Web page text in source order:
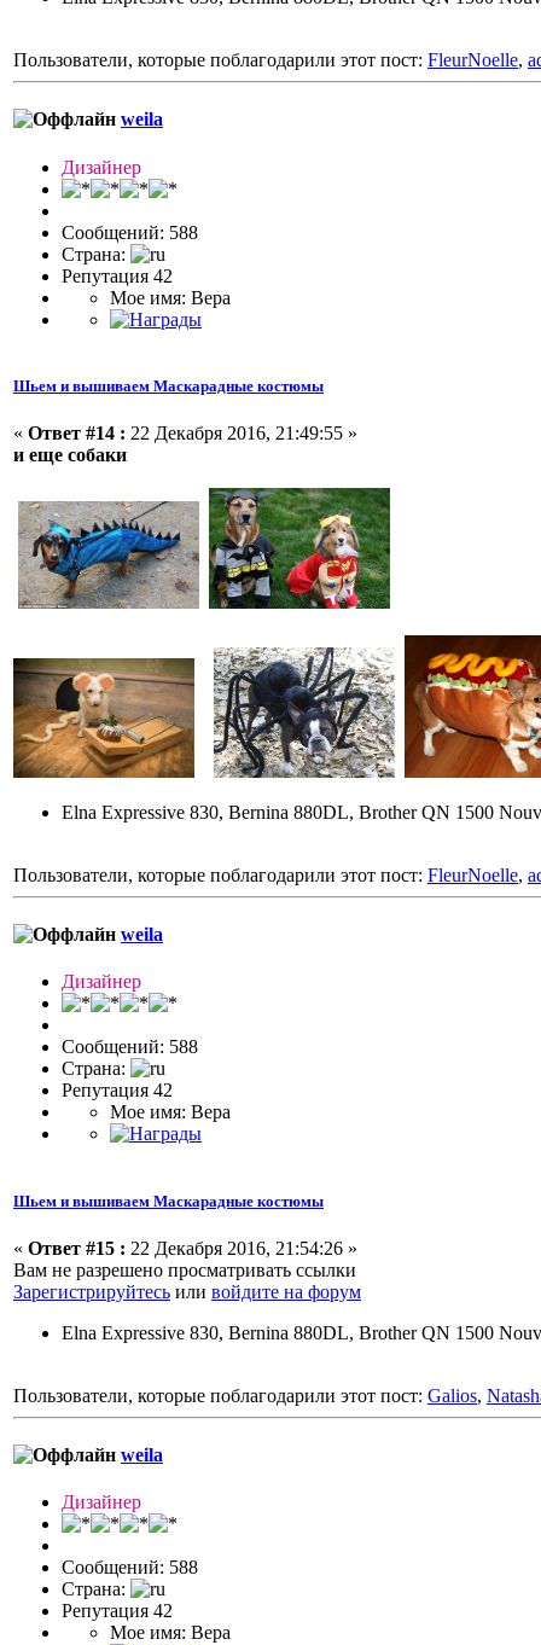
Пользователи, которые поблагодарили этот пост: FleurNoelle,
weila
Дизайнер
Сообщений: 588
Страна:
Репутация 42
Мое имя: Вера
Шьем и вышиваем Маскарадные костюмы
« Ответ #14 : 22 Декабря 2016, 21:49:55 »
и еще собаки
Elna Expressive 830, Bernina 880DL, Brother QN 1500
Пользователи, которые поблагодарили этот пост: FleurNoelle,
weila
Дизайнер
Сообщений: 588
Страна:
Репутация 42
Мое имя: Вера
Шьем и вышиваем Маскарадные костюмы
« Ответ #15 : 22 Декабря 2016, 21:54:26 »
Вам не разрешено просматривать ссылки
Зарегистрируйтесь или войдите на форум
Elna Expressive 830, Bernina 880DL, Brother QN 1500
Пользователи, которые поблагодарили этот пост: Galios,
weila
Дизайнер
Сообщений: 588
Страна:
Репутация 42
Мое имя: Вера